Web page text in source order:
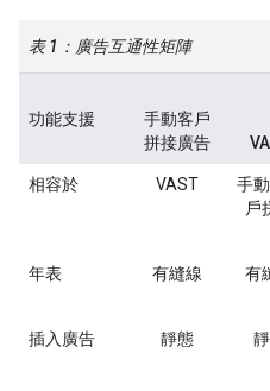
表 1：廣告互通性矩陣
功能支援
手動客戶
拼接廣告
相容於 VAST
手
戶
年表 有縫線 有
插入廣告 靜態